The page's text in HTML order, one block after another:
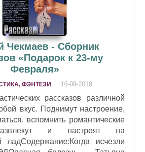
Чекмаев - Сборник
«Подарок к 23-му
Февраля»
ФЭНТЕЗИ 16-09-2018
рассказов различной
вкус. Поднимут настроение,
вспомнить романтические
и настроят на
ладСодержание:Когда исчезли